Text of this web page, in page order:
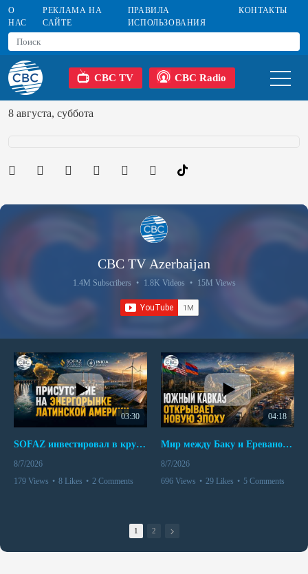
О
НАС
РЕКЛАМА НА
САЙТЕ
ПРАВИЛА
ИСПОЛЬЗОВАНИЯ
КОНТАКТЫ
CBC TV CBC Radio
8 августа, суббота
CBC TV Azerbaijan
1.4M Subscribers • 1.8K Videos • 15M Views
03:30
SOFAZ инвестировал в крупнейшего независимого производителя электроэнергии Перу
8/7/2026
179 Views • 8 Likes • 2 Comments
04:18
Мир между Баку и Ереваном запускает крупные логистические проекты
8/7/2026
696 Views • 29 Likes • 5 Comments
1 2